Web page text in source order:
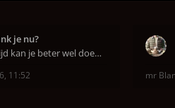
je nu?
Jawel, rusttijd kan je beter wel doen anders smaa
11:52 mr